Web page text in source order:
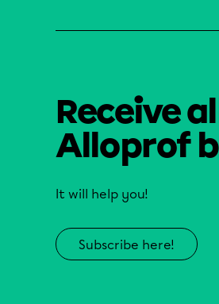
Receive
Alloprof
It will help you!
Subscribe here!